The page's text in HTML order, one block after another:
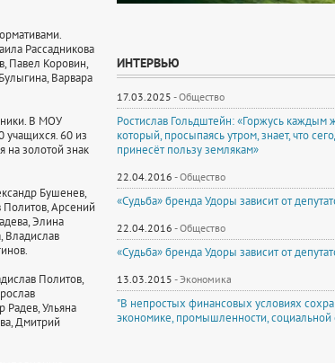
Рассадникова
Павел Коровин,
Варвара
В МОУ
60 из
на золотой знак
Бушенев,
Политов, Арсений
Элина
Владислав
Политов,
Радев, Ульяна
Дмитрий
ИНТЕРВЬЮ
17.03.2025 -Общество
Ростислав Гольдштейн: «Горжусь каждым
который, просыпаясь утром, знает, что
принесёт пользу землякам»
22.04.2016 -Общество
«Судьба» бренда Удоры зависит от
22.04.2016 -Общество
«Судьба» бренда Удоры зависит от
13.03.2015 -Экономика
"В непростых финансовых условиях
экономике, промышленности,